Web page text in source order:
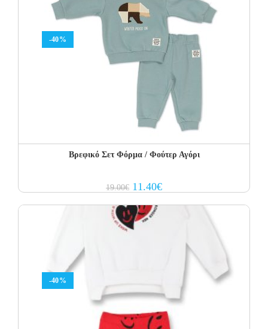
-40%
Βρεφικό Σετ Φόρμα / Φούτερ Αγόρι
19.00€ Original
price
19.00€.
11.40€Current
price
-40%